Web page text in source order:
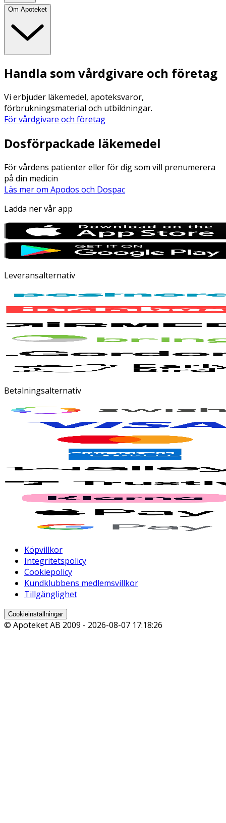
Om Apoteket
Handla som vårdgivare och företag
Vi erbjuder läkemedel, apoteksvaror,
förbrukningsmaterial och utbildningar.
För vårdgivare och företag
Dosförpackade läkemedel
För vårdens patienter eller för dig som vill prenumerera
på din medicin
Läs mer om Apodos och Dospac
Ladda ner vår app
Leveransalternativ
Betalningsalternativ
Köpvillkor
Integritetspolicy
Cookiepolicy
Kundklubbens medlemsvillkor
Tillgänglighet
Cookieinställningar
© Apoteket AB 2009 - 2026-08-07 17:18:26